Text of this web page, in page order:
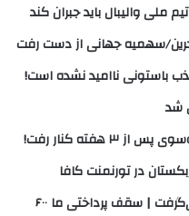
ملی والیبال باید جبران کند
سهمیه جهانی از دست رفت
باستونی ناامید نشده است!
شد
کنار رفت!
در تورنمنت کافا
استقلال با سهراب ستاره سوم را می‌گرفت | سقف پرداختی ما ۶۰۰